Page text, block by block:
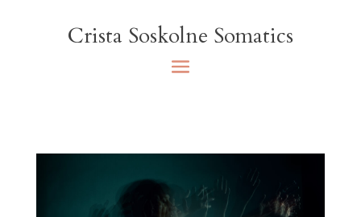
Crista Soskolne Somatics